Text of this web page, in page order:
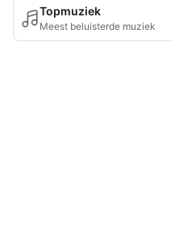
Topmuziek
Meest beluisterde muziek